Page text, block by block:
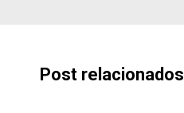
Post relacionados